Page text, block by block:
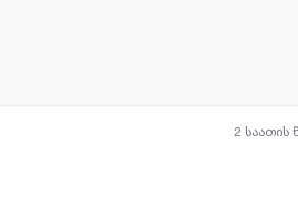
2 საათის